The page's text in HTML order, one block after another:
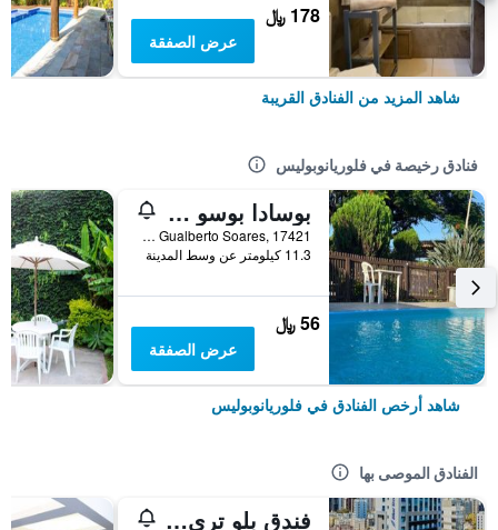
178 ﷼
عرض الصفقة
شاهد المزيد من الفنادق القريبة
فنادق رخيصة في فلوريانوبوليس
بوسادا بوسو دو ماروجو
Rodovia João Gualberto Soares, 17421, فلوريانوبوليس, البرازيل
11.3 كيلومتر عن وسط المدينة
56 ﷼
عرض الصفقة
شاهد أرخص الفنادق في فلوريانوبوليس
الفنادق الموصى بها
فندق بلو تري بيريميوم فلوريانوبوليس